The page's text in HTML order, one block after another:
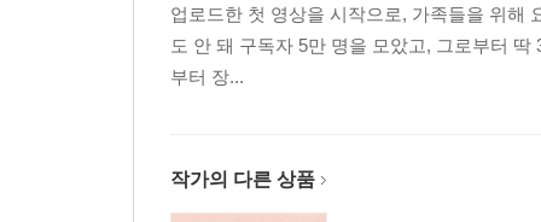
업로드한 첫 영상을 시작으로, 가족들을 위해
도 안 돼 구독자 5만 명을 모았고, 그로부터
부터 장...
작가의 다른 상품